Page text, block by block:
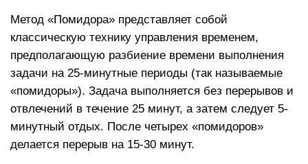
Метод «Помидора» представляет собой
классическую технику управления временем,
предполагающую разбиение времени выполнения
задачи на 25-минутные периоды (так называемые
«помидоры»). Задача выполняется без перерывов и
отвлечений в течение 25 минут, а затем следует 5-
минутный отдых. После четырех «помидоров»
делается перерыв на 15-30 минут.